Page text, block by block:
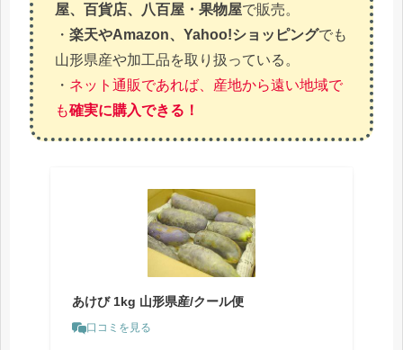
屋、百貨店、八百屋・果物屋で販売。
・ 楽天やAmazon、Yahoo!ショッピングでも
山形県産や加工品を取り扱っている。
・ ネット通販であれば、産地から遠い地域で
も確実に購入できる！
あけび 1kg 山形県産/クール便
口コミを見る